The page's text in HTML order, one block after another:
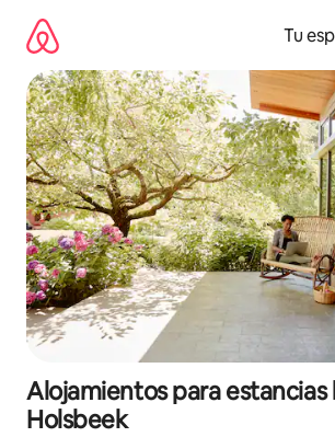
contenido
Tu
Alojamientos para estancias
Holsbeek